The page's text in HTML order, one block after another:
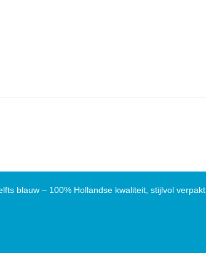
blauw – 100% Hollandse kwaliteit, stijlvol verpakt.